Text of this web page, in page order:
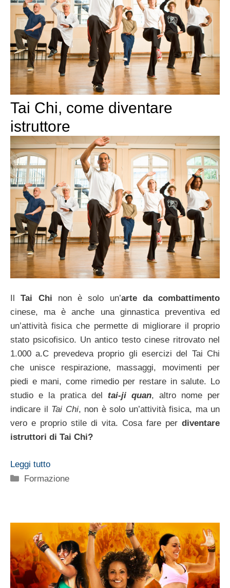
Tai Chi, come diventare
istruttore
IlTai Chi non è solo un’arte da combattimento
cinese, ma è anche una ginnastica preventiva ed
un’attività fisica che permette di migliorare il proprio
stato psicofisico. Un antico testo cinese ritrovato nel
1.000 a.C prevedeva proprio gli esercizi del Tai Chi
che unisce respirazione, massaggi, movimenti per
piedi e mani, come rimedio per restare in salute. Lo
studio e la pratica del tai-ji quan, altro nome per
indicare il Tai Chi, non è solo un’attività fisica, ma un
vero e proprio stile di vita. Cosa fare per diventare
istruttori di Tai Chi?
Leggi tutto
Categorie
Formazione